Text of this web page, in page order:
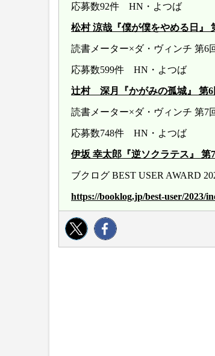
応募数92件 HN・よつば
松村 涼哉『僕が僕をやめる日』
読書メーター×ダ・ヴィンチ 第
応募数599件 HN・よつば
辻村 深月『かがみの孤城』 第6
読書メーター×ダ・ヴィンチ 第7
応募数748件 HN・よつば
伊坂 幸太郎『逆ソクラテス』 第
ブクログ BEST USER AWARD
https://booklog.jp/best-user/2023/